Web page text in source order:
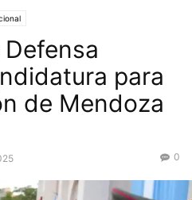
para
de Mendoza
0